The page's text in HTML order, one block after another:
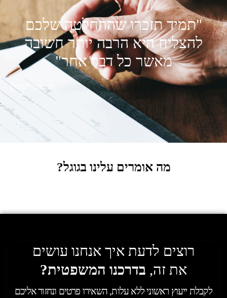
"תמיד תזכרו שההחלטה שלכם
להצליח היא הרבה יותר חשובה
מאשר כל דבר אחר"
אברהם לינקולן
מה אומרים עלינו בגוגל?
רוצים לדעת איך אנחנו עושים
את זה, בדרכנו המשפטית?
לקבלת ייעוץ ראשוני ללא עלות, השאירו פרטים ונחזור אליכם